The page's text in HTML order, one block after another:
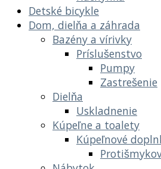
Detské bicykle
Dom, dielňa a záhrada
Bazény a vírivky
Príslušenstvo
Pumpy
Zastrešenie
Dielňa
Uskladnenie
Kúpeľne a toalety
Kúpeľnové